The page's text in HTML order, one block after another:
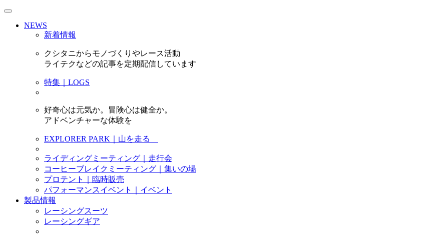
NEWS
新着情報
クシタニからモノづくりやレース活動
ライテクなどの記事を定期配信しています
特集｜LOGS
好奇心は元気か。冒険心は健全か。
アドベンチャーな体験を
EXPLORER PARK｜山を走る
ライディングミーティング｜走行会
コーヒーブレイクミーティング｜集いの場
プロテント｜臨時販売
パフォーマンスイベント｜イベント
製品情報
レーシングスーツ
レーシングギア